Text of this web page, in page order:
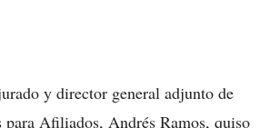
y director general adjunto de
para Afiliados, Andrés Ramos, quiso